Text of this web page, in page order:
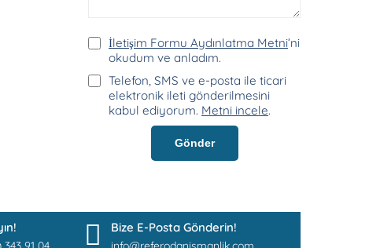
İletişim Formu Aydınlatma Metni’ni
okudum ve anladım.
Telefon, SMS ve e-posta ile ticari
elektronik ileti gönderilmesini
kabul ediyorum. Metni incele.
Gönder
Bize E-Posta Gönderin!